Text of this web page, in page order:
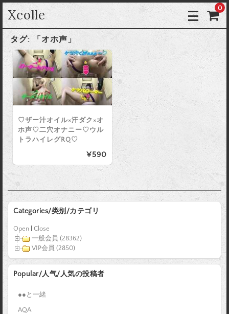
Xcolle 0
タグ: 「オホ声」
♡ザー汁オイル×汗ダク×オ
ホ声♡二穴オナニー♡ウル
トラハイレグRQ♡
¥590
Categories/类别/カテゴリ
Open
Close
一般会員 (28362)
VIP会員 (2850)
Popular/人气/人気の投稿者
●●と一緒
AQA